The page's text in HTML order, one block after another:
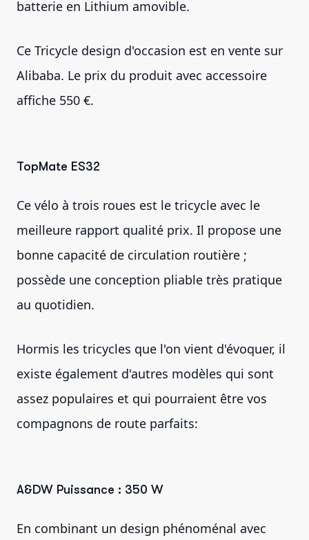
batterie en Lithium amovible.
Ce Tricycle design d'occasion est en vente sur
Alibaba. Le prix du produit avec accessoire
affiche 550 €.
TopMate ES32
Ce vélo à trois roues est le tricycle avec le
meilleure rapport qualité prix. Il propose une
bonne capacité de circulation routière ;
possède une conception pliable très pratique
au quotidien.
Hormis les tricycles que l'on vient d'évoquer, il
existe également d'autres modèles qui sont
assez populaires et qui pourraient être vos
compagnons de route parfaits:
A&DW Puissance : 350 W
En combinant un design phénoménal avec